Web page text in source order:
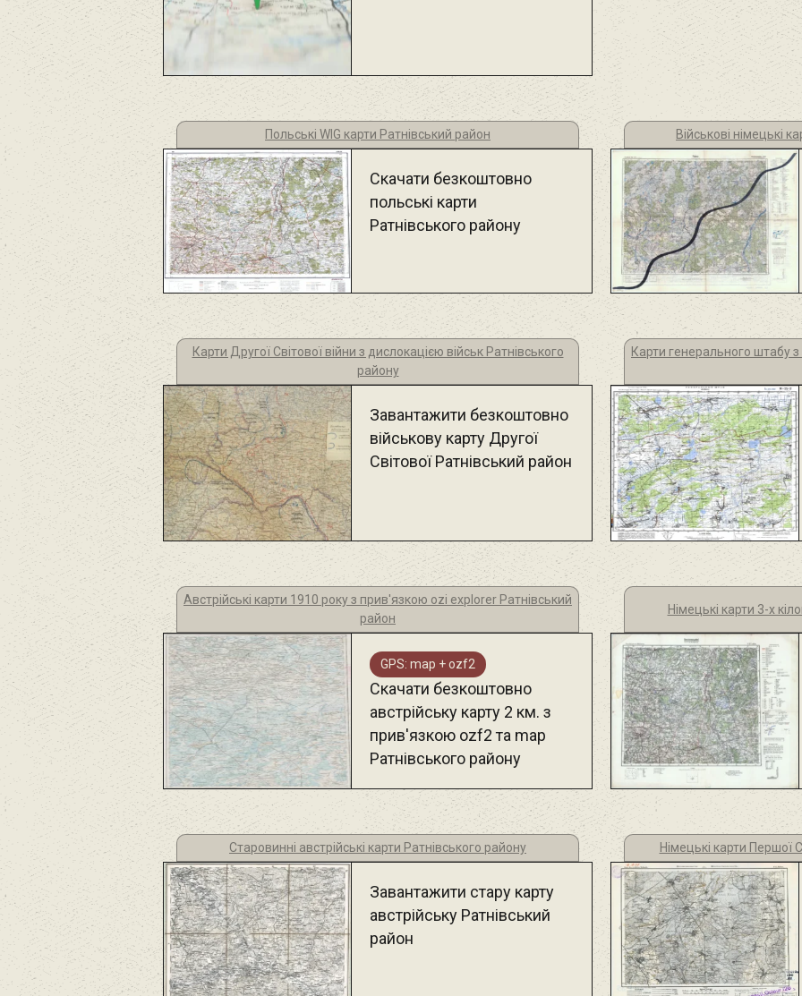
Польські WIG карти Ратнівський район
Скачати безкоштовно
польські карти
Ратнівського району
Військові німецькі
Карти Другої Світової війни з дислокацією військ Ратнівського
району
Завантажити безкоштовно
військову карту Другої
Світової Ратнівський район
Карти генерального штабу
Австрійські карти 1910 року з прив'язкою ozi explorer Ратнівський
район
GPS: map + ozf2
Скачати безкоштовно
австрійську карту 2 км. з
прив'язкою ozf2 та map
Ратнівського району
Німецькі карти 3-х
Старовинні австрійські карти Ратнівського району
Завантажити стару карту
австрійську Ратнівський
район
Німецькі карти Першої